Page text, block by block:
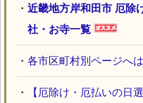
・ 近畿地方岸和田市 厄除
社・お寺一覧
・ 各市区町村別ページへ
・ 【厄除け・厄払いの日